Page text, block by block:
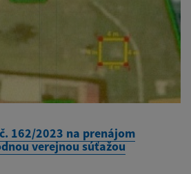
162/2023 na prenájom
verejnou súťažou